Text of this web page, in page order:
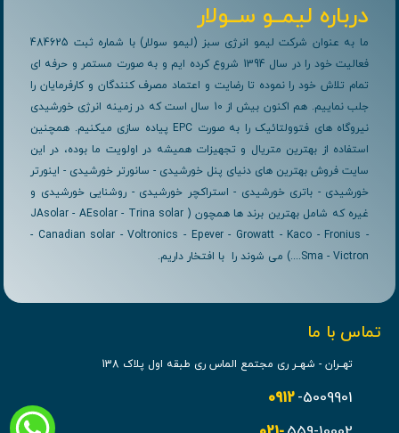
درباره لیمــو ســولار
ما به عنوان شرکت لیمو انرژی سبز (لیمو سولار) با شماره ثبت 484625
فعالیت خود را در سال 1394 شروع کرده ایم و به صورت مستمر و حرفه ای
تمام تلاش خود را نموده تا رضایت و اعتماد مصرف کنندگان و کارفرمایان را
جلب نماییم. هم اکنون بیش از 10 سال است که در زمینه انرژی خورشیدی
نیروگاه های فتوولتائیک را به صورت EPC پیاده سازی میکنیم. همچنین
استفاده از بهترین متریال و تجهیزات همیشه در اولویت ما بوده، در این
سایت فروش بهترین های دنیای پنل خورشیدی - سانورتر خورشیدی - اینورتر
خورشیدی - باتری خورشیدی - استراکچر خورشیدی - روشنایی خورشیدی و
غیره که شامل بهترین برند ها همچون ( JAsolar - AEsolar - Trina solar
- Canadian solar - Voltronics - Epever - Growatt - Kaco - Fronius -
Sma - Victron....) می شوند را با افتخار داریم.
تماس با ما
تهــران - شهــر ری مجتمع الماس ری طبقه اول پلاک 138
0912-5009901